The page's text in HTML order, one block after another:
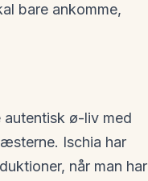
bare ankomme,
autentisk ø-liv med
Ischia har
når man har